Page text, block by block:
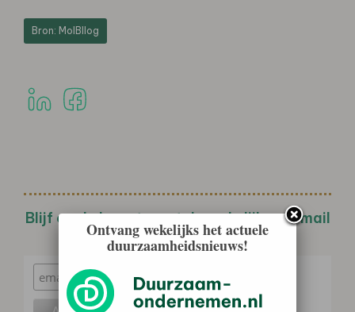
Bron: MolBllog
Blijf op de hoogte met de wekelijkse e-mail
nieuwsbrief!
Ontvang wekelijks het actuele
duurzaamheidsnieuws!